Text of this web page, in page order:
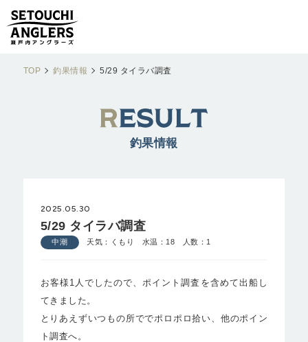
TOP 釣果情報 5/29 タイラバ調査
釣果情報
2025.05.30
5/29 タイラバ調査
中潮 天気：くもり 水温：18 人数：1
お客様1人でしたので、ポイント調査を含めて出船し
てきました。
とりあえずいつもの所ででポロポロ拾い、他のポイン
ト調査へ。